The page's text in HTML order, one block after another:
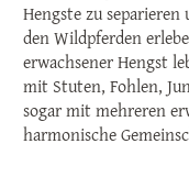
Hengste zu
den Wildpferden
erwachsener Hengst
mit Stuten, Fohlen,
sogar mit mehreren
harmonische